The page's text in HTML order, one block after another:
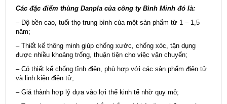
Các đặc điểm thùng Danpla của công ty Bình Minh đó là:
– Độ bền cao, tuổi thọ trung bình của một sản phẩm từ 1 – 1,5
năm;
– Thiết kế thông minh giúp chống xước, chống xóc, tận dụng
được nhiều khoảng trống, thuận tiện cho việc vận chuyển;
– Có thiết kế chống tĩnh điện, phù hợp với các sản phẩm điện tử
và linh kiện điện tử;
– Giá thành hợp lý dựa vào lợi thế kinh tế nhờ quy mô;